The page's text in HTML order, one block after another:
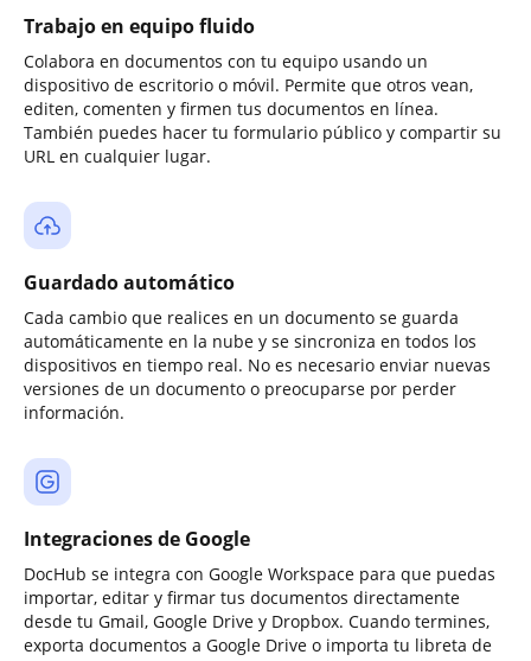
Trabajo en equipo fluido
Colabora en documentos con tu equipo usando un
dispositivo de escritorio o móvil. Permite que otros vean,
editen, comenten y firmen tus documentos en línea.
También puedes hacer tu formulario público y compartir su
URL en cualquier lugar.
Guardado automático
Cada cambio que realices en un documento se guarda
automáticamente en la nube y se sincroniza en todos los
dispositivos en tiempo real. No es necesario enviar nuevas
versiones de un documento o preocuparse por perder
información.
Integraciones de Google
DocHub se integra con Google Workspace para que puedas
importar, editar y firmar tus documentos directamente
desde tu Gmail, Google Drive y Dropbox. Cuando termines,
exporta documentos a Google Drive o importa tu libreta de